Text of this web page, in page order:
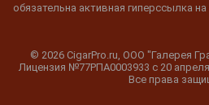
обязательна активная гиперссылка
© 2026 CigarPro.ru, ООО "Галерея
Лицензия №77РПА0003933 c 20 апреля
Все права